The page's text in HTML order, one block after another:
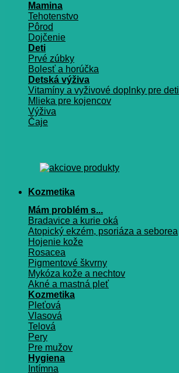
Mamina
Tehotenstvo
Pôrod
Dojčenie
Deti
Prvé zúbky
Bolesť a horúčka
Detská výživa
Vitamíny a vyživové doplnky pre deti
Mlieka pre kojencov
Výživa
Čaje
Kozmetika
Mám problém s...
Bradavice a kurie oká
Atopický ekzém, psoriáza a seborea
Hojenie kože
Rosacea
Pigmentové škvrny
Mykóza kože a nechtov
Akné a mastná pleť
Kozmetika
Pleťová
Vlasová
Telová
Pery
Pre mužov
Hygiena
Intímna